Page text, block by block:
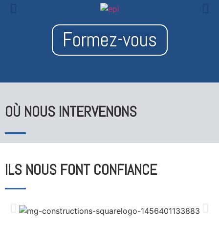
Formez-vous
OÙ NOUS INTERVENONS
ILS NOUS FONT CONFIANCE